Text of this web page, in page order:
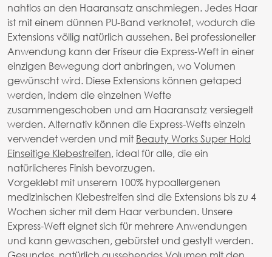
nahtlos an den Haaransatz anschmiegen. Jedes Haar
ist mit einem dünnen PU-Band verknotet, wodurch die
Extensions völlig natürlich aussehen. Bei professioneller
Anwendung kann der Friseur die Express-Weft in einer
einzigen Bewegung dort anbringen, wo Volumen
gewünscht wird. Diese Extensions können getaped
werden, indem die einzelnen Wefte
zusammengeschoben und am Haaransatz versiegelt
werden. Alternativ können die Express-Wefts einzeln
verwendet werden und mit Beauty Works Super Hold
Einseitige Klebestreifen, ideal für alle, die ein
natürlicheres Finish bevorzugen.
Vorgeklebt mit unserem 100% hypoallergenen
medizinischen Klebestreifen sind die Extensions bis zu 4
Wochen sicher mit dem Haar verbunden. Unsere
Express-Weft eignet sich für mehrere Anwendungen
und kann gewaschen, gebürstet und gestylt werden.